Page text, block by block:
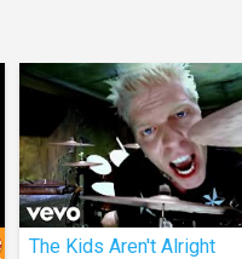
The Kids Aren't Alright